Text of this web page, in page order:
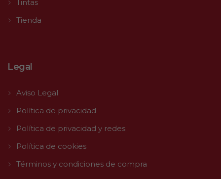
Tintas
Tienda
Legal
Aviso Legal
Política de privacidad
Política de privacidad y redes
Política de cookies
Términos y condiciones de compra